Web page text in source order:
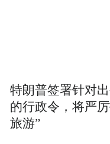
蔚来的一季度财
今年一季度，蔚
特朗普签署针对
的行政令，将严
旅游”